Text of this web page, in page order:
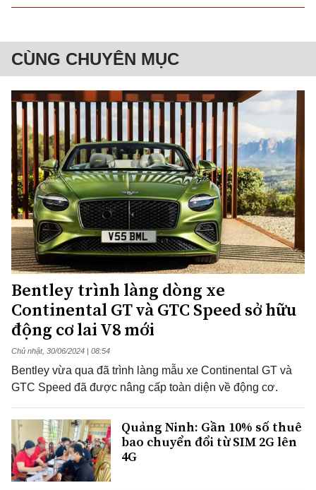
CÙNG CHUYÊN MỤC
Bentley trình làng dòng xe
Continental GT và GTC Speed sở hữu
động cơ lai V8 mới
Chủ nhật, 30/06/2024 | 08:54
Bentley vừa qua đã trình làng mẫu xe Continental GT và
GTC Speed ​​​​đã được nâng cấp toàn diện về động cơ.
Quảng Ninh: Gần 10% số thuê
bao chuyển đổi từ SIM 2G lên
4G